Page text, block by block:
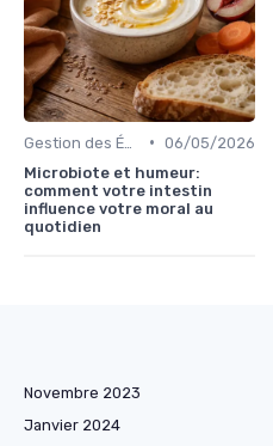
• 06/05/2026
Microbiote et humeur:
comment votre intestin
influence votre moral au
quotidien
Novembre 2023
Janvier 2024